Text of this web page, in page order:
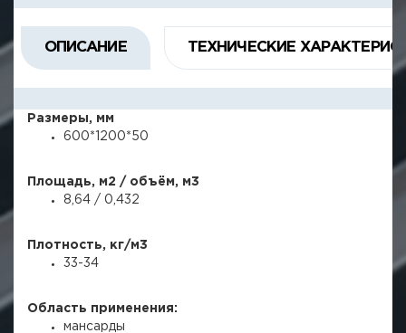
ОПИСАНИЕ ТЕХНИЧЕСКИЕ
Размеры, мм
600*1200*50
Площадь, м2 / объём, м3
8,64 / 0,432
Плотность, кг/м3
33-34
Область применения:
мансарды